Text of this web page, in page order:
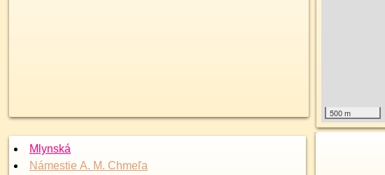
500 m
Mlynská
Námestie A. M. Chmeľa